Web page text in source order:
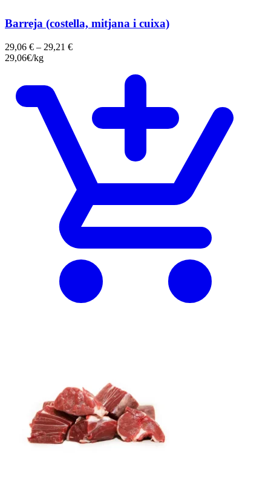
Barreja (costella, mitjana i cuixa)
29,06 € – 29,21 €
29,06€/kg